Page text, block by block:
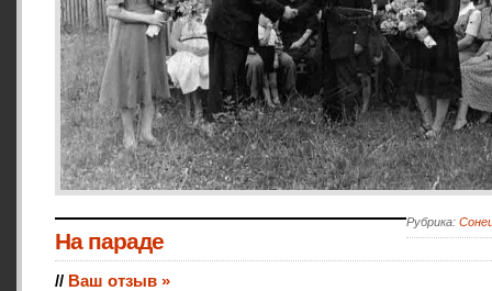
Рубрика:
На параде
// Ваш отзыв »